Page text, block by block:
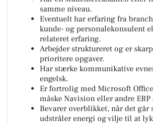
samme niveau.
Eventuelt har erfaring fra
kunde- og personalekonsulent
relateret erfaring.
Arbejder struktureret og er
prioritere opgaver.
Har stærke kommunikative
engelsk.
Er fortrolig med Microsoft
måske Navision eller andre ERP
Bevarer overblikket, når det går
udstråler energi og vilje til at